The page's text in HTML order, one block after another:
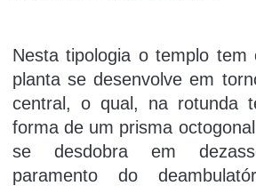
Nesta tipologia o templo tem
planta se desenvolve em
central, o qual, na rotunda
forma de um prisma
se desdobra em
paramento do